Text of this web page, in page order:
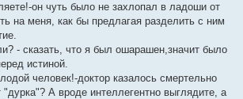
он чуть было не захлопал в ладоши от
на меня, как бы предлагая разделить с ним
- сказать, что я был ошарашен,значит было
истиной.
человек!-доктор казалось смертельно
"дурка"? А вроде интеллегентно выглядите, а